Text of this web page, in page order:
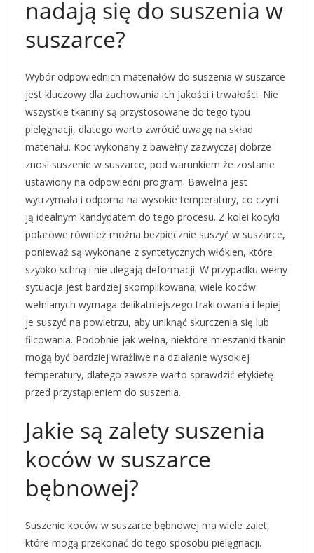
nadają się do suszenia w
suszarce?
Wybór odpowiednich materiałów do suszenia w suszarce
jest kluczowy dla zachowania ich jakości i trwałości. Nie
wszystkie tkaniny są przystosowane do tego typu
pielęgnacji, dlatego warto zwrócić uwagę na skład
materiału. Koc wykonany z bawełny zazwyczaj dobrze
znosi suszenie w suszarce, pod warunkiem że zostanie
ustawiony na odpowiedni program. Bawełna jest
wytrzymała i odporna na wysokie temperatury, co czyni
ją idealnym kandydatem do tego procesu. Z kolei kocyki
polarowe również można bezpiecznie suszyć w suszarce,
ponieważ są wykonane z syntetycznych włókien, które
szybko schną i nie ulegają deformacji. W przypadku wełny
sytuacja jest bardziej skomplikowana; wiele koców
wełnianych wymaga delikatniejszego traktowania i lepiej
je suszyć na powietrzu, aby uniknąć skurczenia się lub
filcowania. Podobnie jak wełna, niektóre mieszanki tkanin
mogą być bardziej wrażliwe na działanie wysokiej
temperatury, dlatego zawsze warto sprawdzić etykietę
przed przystąpieniem do suszenia.
Jakie są zalety suszenia
koców w suszarce
bębnowej?
Suszenie koców w suszarce bębnowej ma wiele zalet,
które mogą przekonać do tego sposobu pielęgnacji.